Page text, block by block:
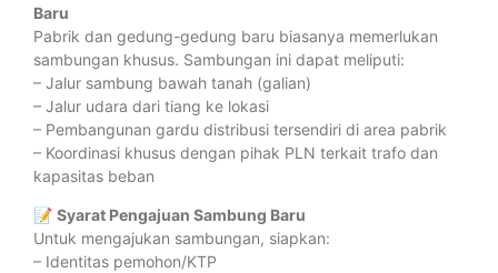
Baru
Pabrik dan gedung-gedung baru biasanya memerlukan
sambungan khusus. Sambungan ini dapat meliputi:
– Jalur sambung bawah tanah (galian)
– Jalur udara dari tiang ke lokasi
– Pembangunan gardu distribusi tersendiri di area pabrik
– Koordinasi khusus dengan pihak PLN terkait trafo dan
kapasitas beban
📝 Syarat Pengajuan Sambung Baru
Untuk mengajukan sambungan, siapkan:
– Identitas pemohon/KTP